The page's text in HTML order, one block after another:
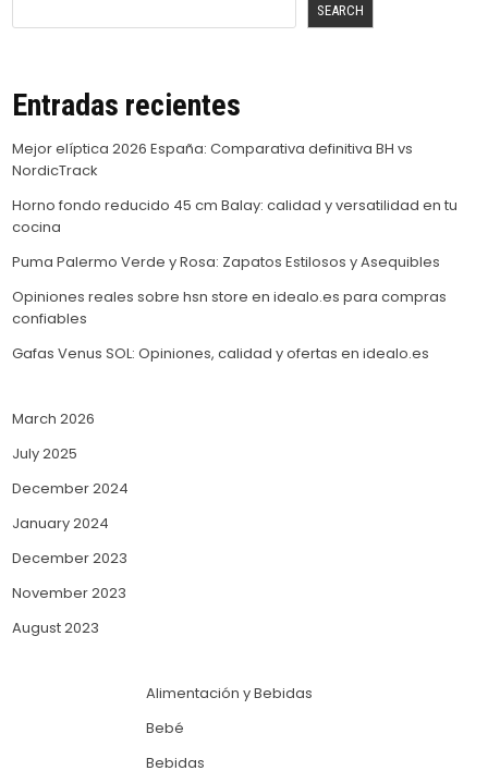
SEARCH
Entradas recientes
Mejor elíptica 2026 España: Comparativa definitiva BH vs
NordicTrack
Horno fondo reducido 45 cm Balay: calidad y versatilidad en tu
cocina
Puma Palermo Verde y Rosa: Zapatos Estilosos y Asequibles
Opiniones reales sobre hsn store en idealo.es para compras
confiables
Gafas Venus SOL: Opiniones, calidad y ofertas en idealo.es
March 2026
July 2025
December 2024
January 2024
December 2023
November 2023
August 2023
Alimentación y Bebidas
Bebé
Bebidas